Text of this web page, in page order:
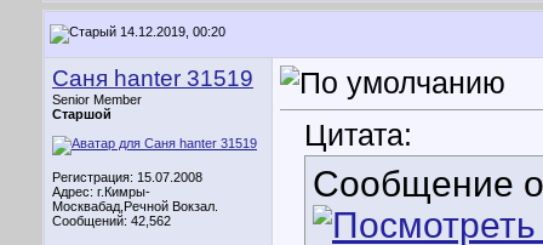
14.12.2019, 00:20
Саня hanter 31519
Senior Member
Старшой
Регистрация: 15.07.2008
Адрес: г.Кимры-
Москвабад,Речной Вокзал.
Сообщений: 42,562
Цитата:
Сообщение